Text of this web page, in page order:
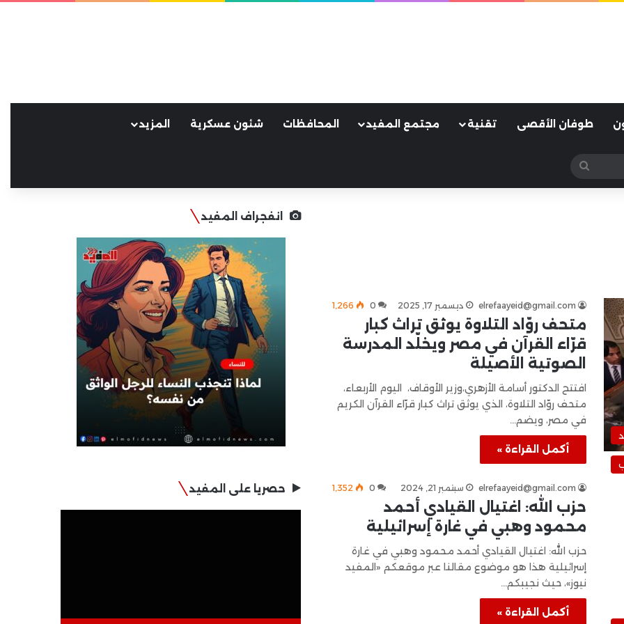
طوفان الأقصى تقنية مجتمع المفيد المحافظات شئون عسكرية المزيد
بحث
عن
elrefaayeid@gmail.com ديسمبر 17, 2025 0 1٬266
متحف روّاد التلاوة يوثق تراث كبار
قرّاء القرآن في مصر ويخلّد المدرسة
الصوتية الأصيلة
افتتح الدكتور أسامة الأزهري،وزير الأوقاف، اليوم الأربعاء،
متحف روّاد التلاوة، الذي يوثق تراث كبار قرّاء القرآن الكريم
في مصر، ويضم…
أكمل القراءة »
elrefaayeid@gmail.com سبتمبر 21, 2024 0 1٬352
حزب الله: اغتيال القيادي أحمد
محمود وهبي في غارة إسرائيلية
حزب الله: اغتيال القيادي أحمد محمود وهبي في غارة
إسرائيلية هذا هو موضوع مقالنا عبر موقعكم «المفيد
نيوز»، حيث نجيبكم…
أكمل القراءة »
انفجراف المفيد
حصريا على المفيد